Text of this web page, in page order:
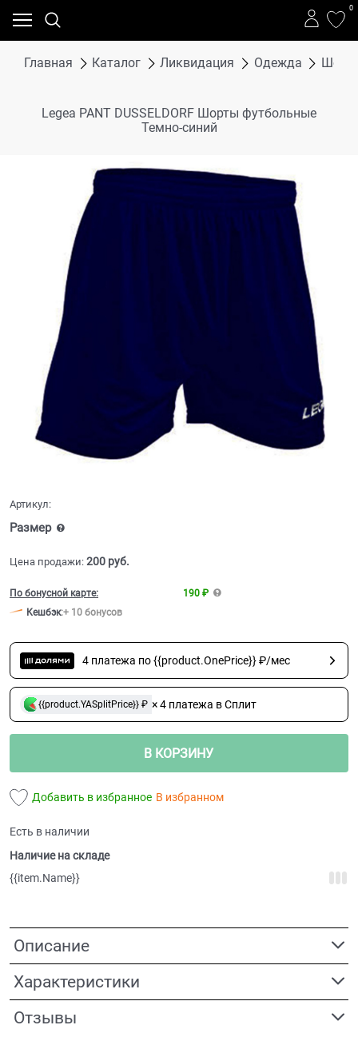
0
Главная Каталог Ликвидация Одежда
Legea PANT DUSSELDORF Шорты футбольные
Темно-синий
Артикул:
Размер
Цена продажи: 200 руб.
По бонусной карте:
190 ₽
Кешбэк:+ 10 бонусов
4 платежа по {{product.OnePrice}} ₽/мес
{{product.YASplitPrice}} ₽ × 4 платежа в Сплит
В КОРЗИНУ
Добавить в избранное В избранном
Есть в наличии
Наличие на складе
{{item.Name}}
Описание
Характеристики
Отзывы